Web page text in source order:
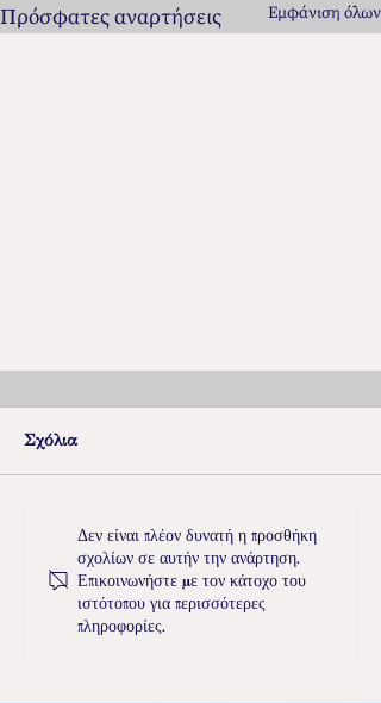
Πρόσφατες αναρτήσεις Εμφάνιση όλων
Κυριακή των Βαΐων - Αφιέρωμα
Σχόλια
Δεν είναι πλέον δυνατή η προσθήκη
σχολίων σε αυτήν την ανάρτηση.
Επικοινωνήστε με τον κάτοχο του
ιστότοπου για περισσότερες
πληροφορίες.